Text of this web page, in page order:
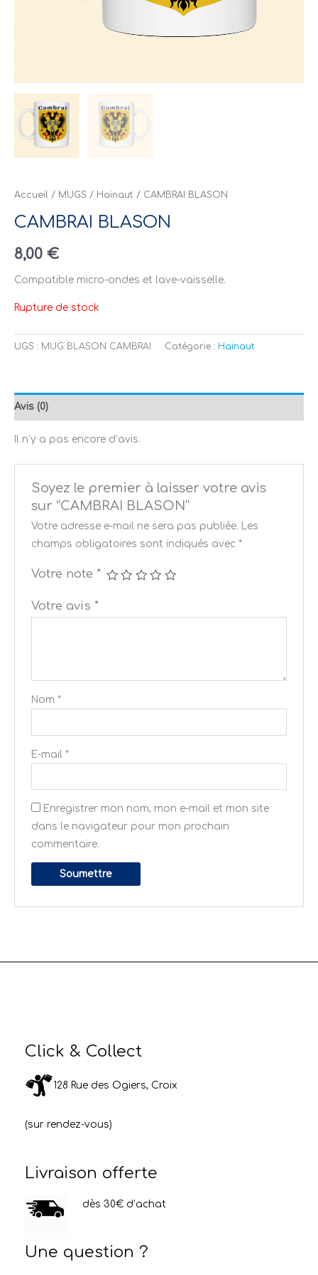
Accueil / MUGS / Hainaut / CAMBRAI BLASON
CAMBRAI BLASON
8,00 €
Compatible micro-ondes et lave-vaisselle.
Rupture de stock
UGS : MUG BLASON CAMBRAI Catégorie : Hainaut
Avis (0)
Il n’y a pas encore d’avis.
Soyez le premier à laisser votre avis
sur “CAMBRAI BLASON”
Votre adresse e-mail ne sera pas publiée. Les
champs obligatoires sont indiqués avec *
Votre note *
Votre avis *
Nom *
E-mail *
Enregistrer mon nom, mon e-mail et mon site
dans le navigateur pour mon prochain
commentaire.
Click & Collect
128 Rue des Ogiers, Croix
(sur rendez-vous)
Livraison offerte
dès 30€ d’achat
Une question ?